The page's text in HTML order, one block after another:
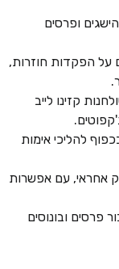
ופרסים
על הפקדות חוזרות,
קזינו לייב
להליכי אימות
אחראי, עם אפשרות
פרסים ובונוסים